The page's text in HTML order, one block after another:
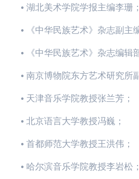
• 湖北美术学院学报主编李珊；
• 《中华民族艺术》杂志副主
• 《中华民族艺术》杂志编辑
• 南京博物院东方艺术研究所
• 天津音乐学院教授张兰芳；
• 北京语言大学教授冯巍；
• 首都师范大学教授王洪伟；
• 哈尔滨音乐学院教授李岩松；